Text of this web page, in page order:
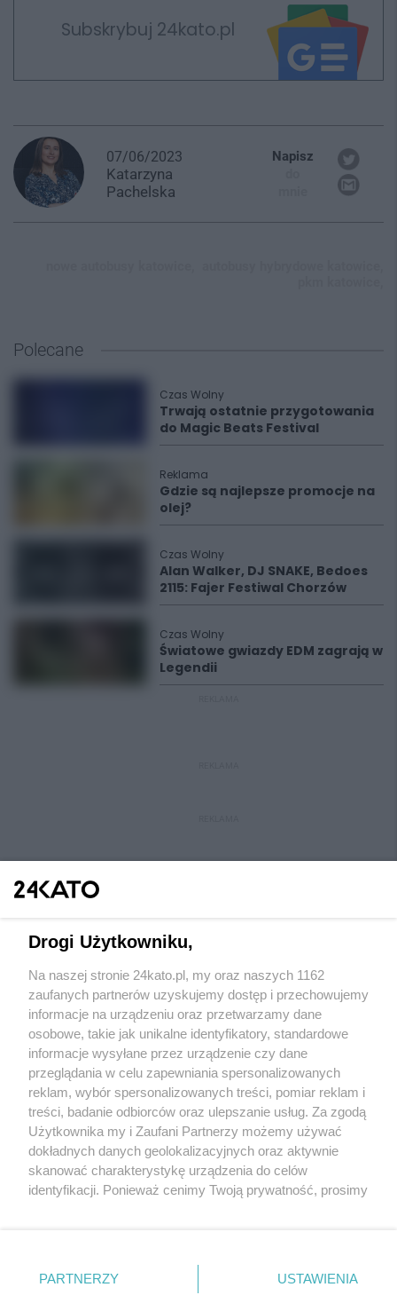
Subskrybuj 24kato.pl
07/06/2023
Katarzyna
Pachelska
Napisz
Polecane
Czas Wolny
Trwają ostatnie przygotowania
do Magic Beats Festival
Reklama
Gdzie są najlepsze promocje na
olej?
Czas Wolny
Alan Walker, DJ SNAKE, Bedoes
2115: Fajer Festiwal Chorzów
Czas Wolny
Światowe gwiazdy EDM zagrają w
Legendii
Wydawca mediów lokalnych
Nie zapomnij
zapoznać się z:
polityką prywatności regulamin korzystania z portali
Twojemiasto
Piekary Śląskie
Chorzów
Tarnowskie Góry
Gliwice
Skontakuj sięz nami
Kontakt
Wydawca
Redakcja
Drogi Użytkowniku,
Na naszej stronie 24kato.pl, my oraz naszych 1162
zaufanych partnerów uzyskujemy dostęp i przechowujemy
informacje na urządzeniu oraz przetwarzamy dane
osobowe, takie jak unikalne identyfikatory, standardowe
informacje wysyłane przez urządzenie czy dane
przeglądania w celu zapewniania spersonalizowanych
reklam, wybór spersonalizowanych treści, pomiar reklam i
treści, badanie odbiorców oraz ulepszanie usług. Za zgodą
Użytkownika my i Zaufani Partnerzy możemy używać
dokładnych danych geolokalizacyjnych oraz aktywnie
skanować charakterystykę urządzenia do celów
identyfikacji. Ponieważ cenimy Twoją prywatność, prosimy
prywatności znajdujący się w lewym dolnym rogu strony
. Niektóre rodzaje przetwarzania danych nie wymagają
PARTNERZY USTAWIENIA